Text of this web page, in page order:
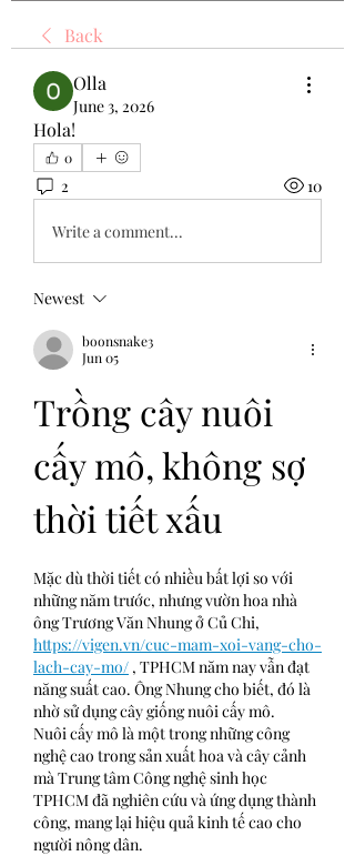
Back
Olla
June 3, 2026
Hola!
0
2 10
Write a comment...
Newest
boonsnake3
Jun 05
Trồng cây nuôi
cấy mô, không sợ
thời tiết xấu
Mặc dù thời tiết có nhiều bất lợi so với
những năm trước, nhưng vườn hoa nhà
https://vigen.vn/cuc-mam-xoi-vang-cho-
lach-cay-mo/ , TPHCM năm nay vẫn đạt
năng suất cao. Ông Nhung cho biết, đó là
nhờ sử dụng cây giống nuôi cấy mô.
Nuôi cấy mô là một trong những công
nghệ cao trong sản xuất hoa và cây cảnh
mà Trung tâm Công nghệ sinh học
TPHCM đã nghiên cứu và ứng dụng thành
công, mang lại hiệu quả kinh tế cao cho
người nông dân.